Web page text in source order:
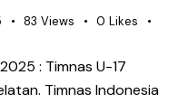
83 Views 0 Likes
: Timnas U-17
Timnas Indonesia